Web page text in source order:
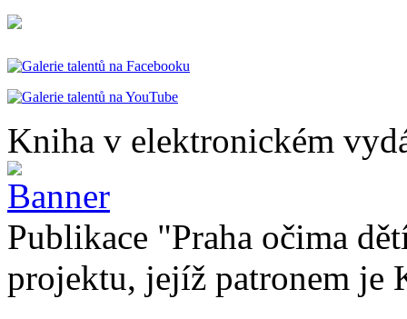
Kniha v elektronickém
Publikace "Praha očima
projektu, jejíž patronem je